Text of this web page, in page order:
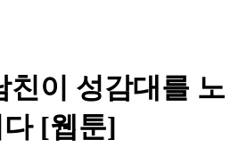
친이 성감대를 노
[웹툰]